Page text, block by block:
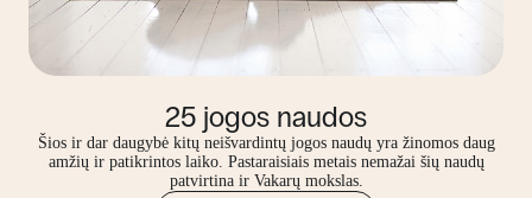
25 jogos naudos
Šios ir dar daugybė kitų neišvardintų jogos naudų yra žinomos daug
amžių ir patikrintos laiko. Pastaraisiais metais nemažai šių naudų
patvirtina ir Vakarų mokslas.